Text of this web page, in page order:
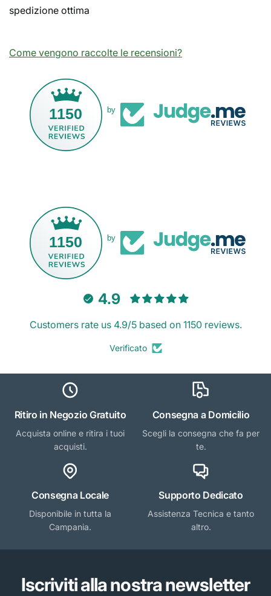
spedizione ottima
Come vengono raccolte le recensioni?
1150 by
1150 by
4.9
Customers rate us 4.9/5 based on 1150 reviews.
Verificato
Ritiro in Negozio Gratuito
Acquista online e ritira i tuoi
acquisti.
Consegna a Domicilio
Scegli la consegna che fa per
te.
Consegna Locale
Disponibile in tutta la
Campania.
Supporto Dedicato
Assistenza Tecnica e tanto
altro.
Iscriviti alla nostra newsletter